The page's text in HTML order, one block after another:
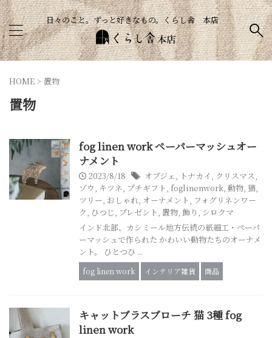
日々のこと。ずっと好きなもの。くらし舎 本店
HOME > 置物
置物
fog linen work ペーパーマッシュオー
ナメント
2023/8/18 オブジェ, トナカイ , クリスマス,
ゾウ, キツネ, プチギフト, foglinenwork, 動物, 猫,
ツリー, おしゃれ, オーナメント, フォグリネンワー
ク, ひつじ, プレゼント, 置物, 飾り , シロクマ
インド北部、カシミール地方伝統の紙細工・ペーパ
ーマッシュで作られた かわいい動物たちのオーナメ
ント。 ひとつひ ...
fog linen work インテリア雑貨 商品
キャットブラスブローチ 猫 3種 fog
linen work